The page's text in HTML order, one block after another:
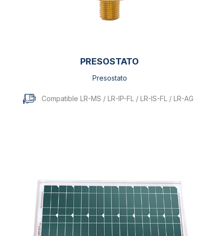
PRESOSTATO
Presostato
Compatible LR-MS / LR-IP-FL / LR-IS-FL / LR-AG